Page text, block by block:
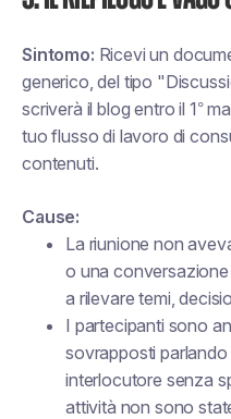
Sintomo: Ricevi un
generico, del tipo
scriverà il blog entro il 1°
tuo flusso di lavoro di
contenuti.
Cause:
La riunione non
o una
a rilevare temi,
I partecipanti sono
sovrapposti
interlocutore senza
attività non sono